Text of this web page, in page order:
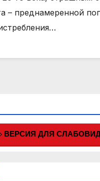
– преднамеренной
ВЕРСИЯ ДЛЯ